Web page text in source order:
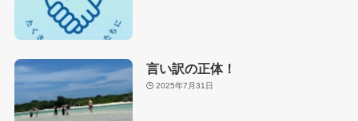
言い訳の正体！
2025年7月31日